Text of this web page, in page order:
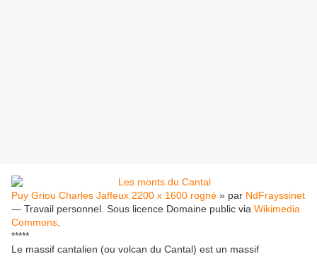
Puy Griou Charles Jaffeux 2200 x 1600 rogné » par NdFrayssinet
— Travail personnel. Sous licence Domaine public via Wikimedia
Commons
*****
Le massif cantalien (ou volcan du Cantal) est un massif